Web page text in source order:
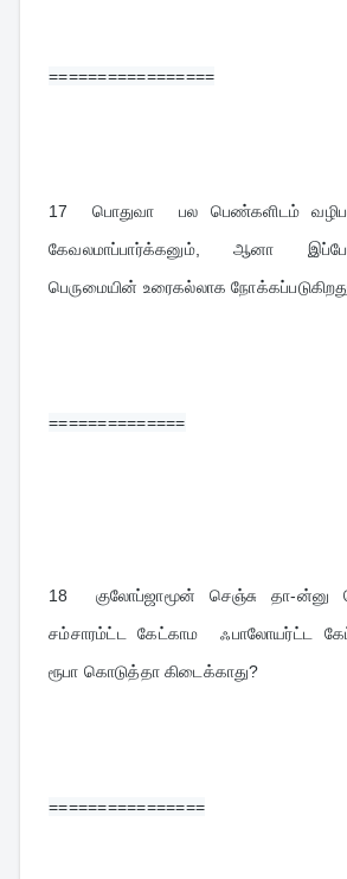
=================
17
பொதுவா  பல பெண்களிடம்
கேவலமாப்பார்க்கனும், ஆனா
பெருமையின் உரைகல்லாக நோக்கப்படுகிறது
==============
18
குலோப்ஜாமூன் செஞ்சு தா-
சம்சாரம்ட்ட கேட்காம  ஃபாலோயர்ட்ட
ரூபா கொடுத்தா கிடைக்காது?
================